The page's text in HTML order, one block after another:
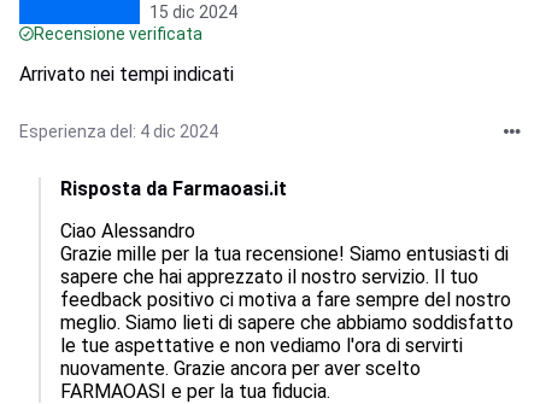
15 dic 2024
Recensione verificata
Arrivato nei tempi indicati
Esperienza del: 4 dic 2024
Risposta da Farmaoasi.it
Ciao Alessandro
Grazie mille per la tua recensione! Siamo entusiasti di
sapere che hai apprezzato il nostro servizio. Il tuo
feedback positivo ci motiva a fare sempre del nostro
meglio. Siamo lieti di sapere che abbiamo soddisfatto
le tue aspettative e non vediamo l'ora di servirti
nuovamente. Grazie ancora per aver scelto
FARMAOASI e per la tua fiducia.